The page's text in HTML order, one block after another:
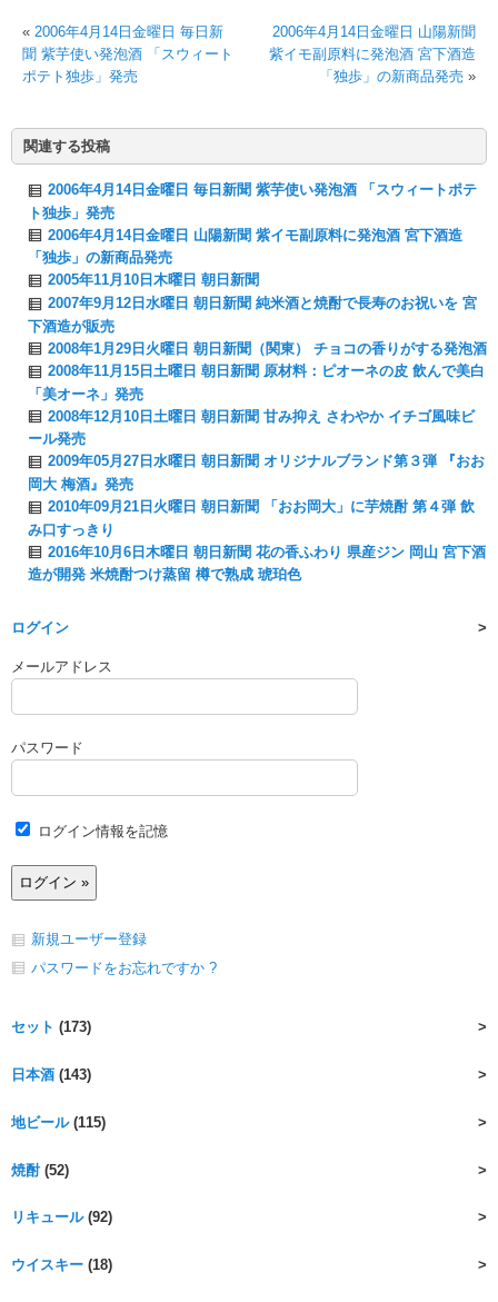
« 2006年4月14日金曜日 毎日新
聞 紫芋使い発泡酒 「スウィート
ポテト独歩」発売
2006年4月14日金曜日 山陽新聞
紫イモ副原料に発泡酒 宮下酒造
「独歩」の新商品発売 »
関連する投稿
2006年4月14日金曜日 毎日新聞 紫芋使い発泡酒 「スウィートポテ
ト独歩」発売
2006年4月14日金曜日 山陽新聞 紫イモ副原料に発泡酒 宮下酒造
「独歩」の新商品発売
2005年11月10日木曜日 朝日新聞
2007年9月12日水曜日 朝日新聞 純米酒と焼酎で長寿のお祝いを 宮
下酒造が販売
2008年1月29日火曜日 朝日新聞（関東） チョコの香りがする発泡酒
2008年11月15日土曜日 朝日新聞 原材料：ピオーネの皮 飲んで美白
「美オーネ」発売
2008年12月10日土曜日 朝日新聞 甘み抑え さわやか イチゴ風味ビ
ール発売
2009年05月27日水曜日 朝日新聞 オリジナルブランド第３弾 『おお
岡大 梅酒』発売
2010年09月21日火曜日 朝日新聞 「おお岡大」に芋焼酎 第４弾 飲
み口すっきり
2016年10月6日木曜日 朝日新聞 花の香ふわり 県産ジン 岡山 宮下酒
造が開発 米焼酎つけ蒸留 樽で熟成 琥珀色
ログイン
メールアドレス
パスワード
ログイン情報を記憶
新規ユーザー登録
パスワードをお忘れですか ?
セット (173)
日本酒 (143)
地ビール(115)
焼酎(52)
リキュール(92)
ウイスキー (18)